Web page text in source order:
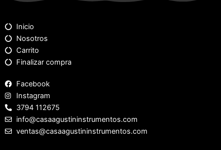
Inicio
Nosotros
Carrito
Finalizar compra
Facebook
Instagram
3794 112675
info@casaagustininstrumentos.com
ventas@casaagustininstrumentos.com